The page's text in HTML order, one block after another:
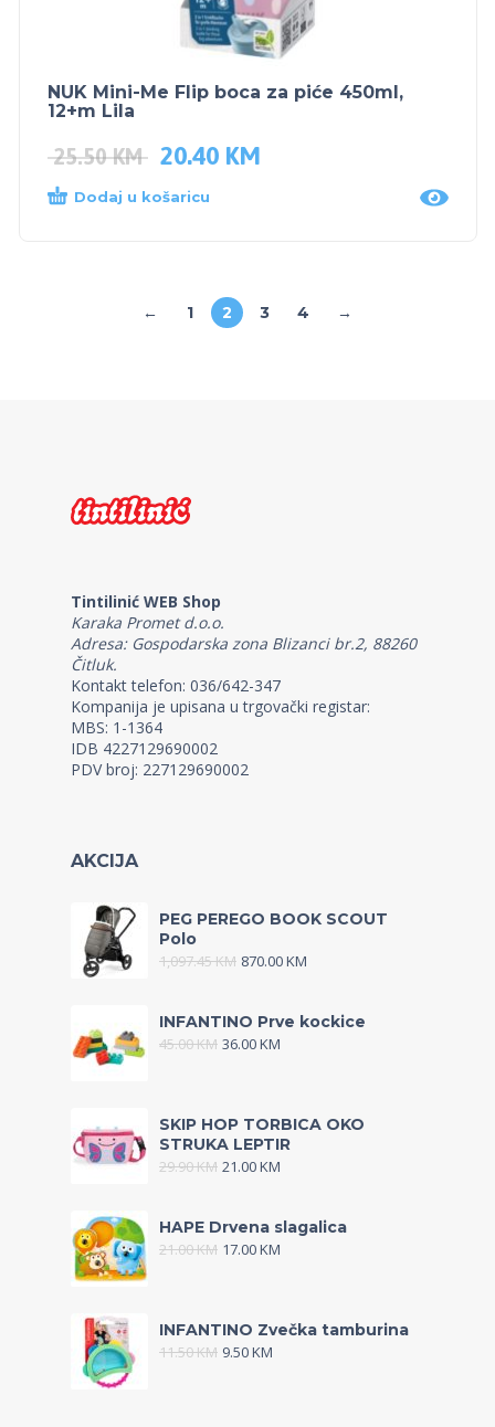
NUK Mini-Me Flip boca za piće 450ml,
12+m Lila
25.50KM 20.40 KM
Dodaj u košaricu
← 1 2 3 4 →
Tintilinić WEB Shop
Karaka Promet d.o.o.
Adresa: Gospodarska zona Blizanci br.2, 88260
Čitluk.
Kontakt telefon: 036/642-347
Kompanija je upisana u trgovački registar:
MBS: 1-1364
IDB 4227129690002
PDV broj: 227129690002
AKCIJA
PEG PEREGO BOOK SCOUT
Polo
1,097.45KM 870.00KM
INFANTINO Prve kockice
45.00KM 36.00KM
SKIP HOP TORBICA OKO
STRUKA LEPTIR
29.90KM 21.00KM
HAPE Drvena slagalica
21.00KM 17.00KM
INFANTINO Zvečka tamburina
11.50KM 9.50KM